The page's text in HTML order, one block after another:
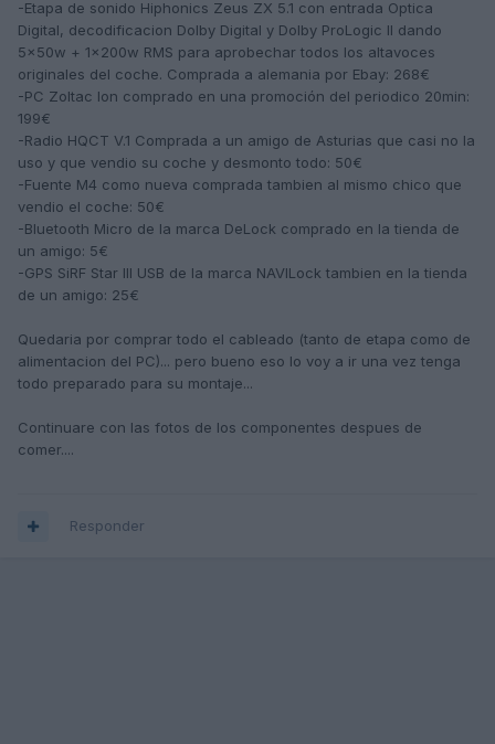
-Etapa de sonido Hiphonics Zeus ZX 5.1 con entrada Optica
Digital, decodificacion Dolby Digital y Dolby ProLogic II dando
5x50w + 1x200w RMS para aprobechar todos los altavoces
originales del coche. Comprada a alemania por Ebay: 268€
-PC Zoltac Ion comprado en una promoción del periodico 20min:
199€
-Radio HQCT V.1 Comprada a un amigo de Asturias que casi no la
uso y que vendio su coche y desmonto todo: 50€
-Fuente M4 como nueva comprada tambien al mismo chico que
vendio el coche: 50€
-Bluetooth Micro de la marca DeLock comprado en la tienda de
un amigo: 5€
-GPS SiRF Star III USB de la marca NAVILock tambien en la tienda
de un amigo: 25€
Quedaria por comprar todo el cableado (tanto de etapa como de
alimentacion del PC)... pero bueno eso lo voy a ir una vez tenga
todo preparado para su montaje...
Continuare con las fotos de los componentes despues de
comer....
Responder